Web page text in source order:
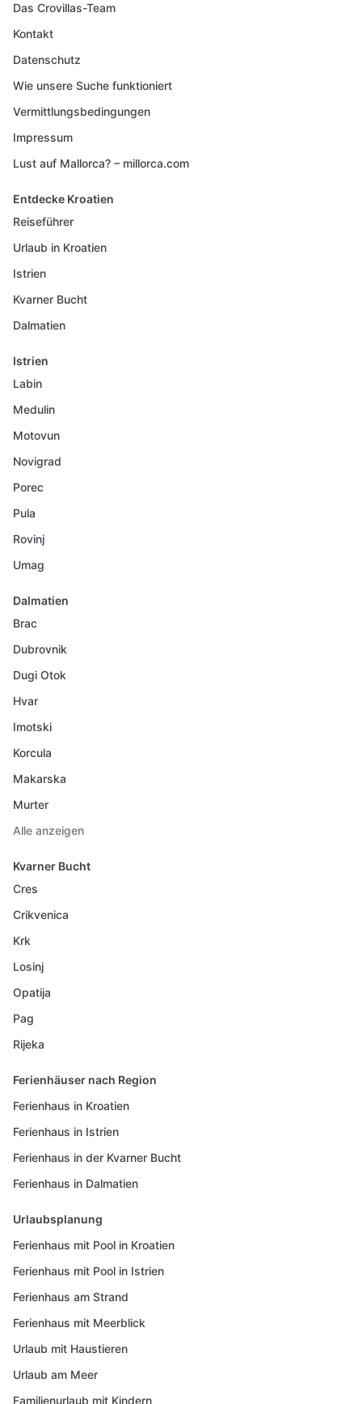
Das Crovillas-Team
Kontakt
Datenschutz
Wie unsere Suche funktioniert
Vermittlungsbedingungen
Impressum
Lust auf Mallorca? – millorca.com
Entdecke Kroatien
Reiseführer
Urlaub in Kroatien
Istrien
Kvarner Bucht
Dalmatien
Istrien
Labin
Medulin
Motovun
Novigrad
Porec
Pula
Rovinj
Umag
Dalmatien
Brac
Dubrovnik
Dugi Otok
Hvar
Imotski
Korcula
Makarska
Murter
Alle anzeigen
Kvarner Bucht
Cres
Crikvenica
Krk
Losinj
Opatija
Pag
Rijeka
Ferienhäuser nach Region
Ferienhaus in Kroatien
Ferienhaus in Istrien
Ferienhaus in der Kvarner Bucht
Ferienhaus in Dalmatien
Urlaubsplanung
Ferienhaus mit Pool in Kroatien
Ferienhaus mit Pool in Istrien
Ferienhaus am Strand
Ferienhaus mit Meerblick
Urlaub mit Haustieren
Urlaub am Meer
Familienurlaub mit Kindern